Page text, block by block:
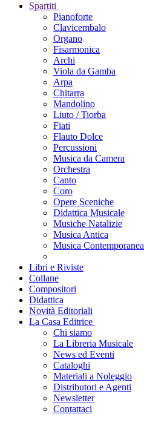
Spartiti
Pianoforte
Clavicembalo
Organo
Fisarmonica
Archi
Viola da Gamba
Arpa
Chitarra
Mandolino
Liuto / Tiorba
Fiati
Flauto Dolce
Percussioni
Musica da Camera
Orchestra
Canto
Coro
Opere Sceniche
Didattica Musicale
Musiche Natalizie
Musica Antica
Musica Contemporanea
Libri e Riviste
Collane
Compositori
Didattica
Novità Editoriali
La Casa Editrice
Chi siamo
La Libreria Musicale
News ed Eventi
Cataloghi
Materiali a Noleggio
Distributori e Agenti
Newsletter
Contattaci